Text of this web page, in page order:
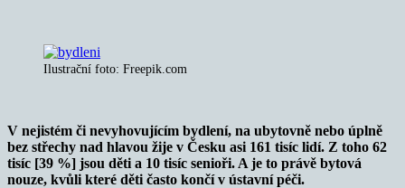
Ilustrační foto: Freepik.com
V nejistém či nevyhovujícím bydlení, na ubytovně nebo úplně
bez střechy nad hlavou žije v Česku asi 161 tisíc lidí. Z toho 62
tisíc [39 %] jsou děti a 10 tisíc senioři. A je to právě bytová
nouze, kvůli které děti často končí v ústavní péči.